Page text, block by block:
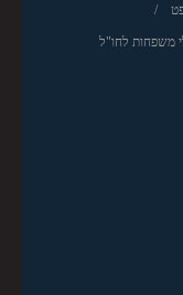
משפחות לחו"ל